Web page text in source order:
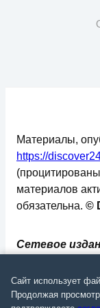
Сетевое
надзору в
технологий и
Материалы,
https://
материалов
обязательна. ©
Сайт использует
Продолжая